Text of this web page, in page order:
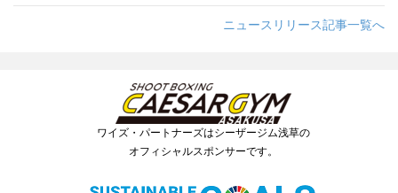
ニュースリリース記事一覧へ
ワイズ・パートナーズはシーザージム浅草の
オフィシャルスポンサーです。